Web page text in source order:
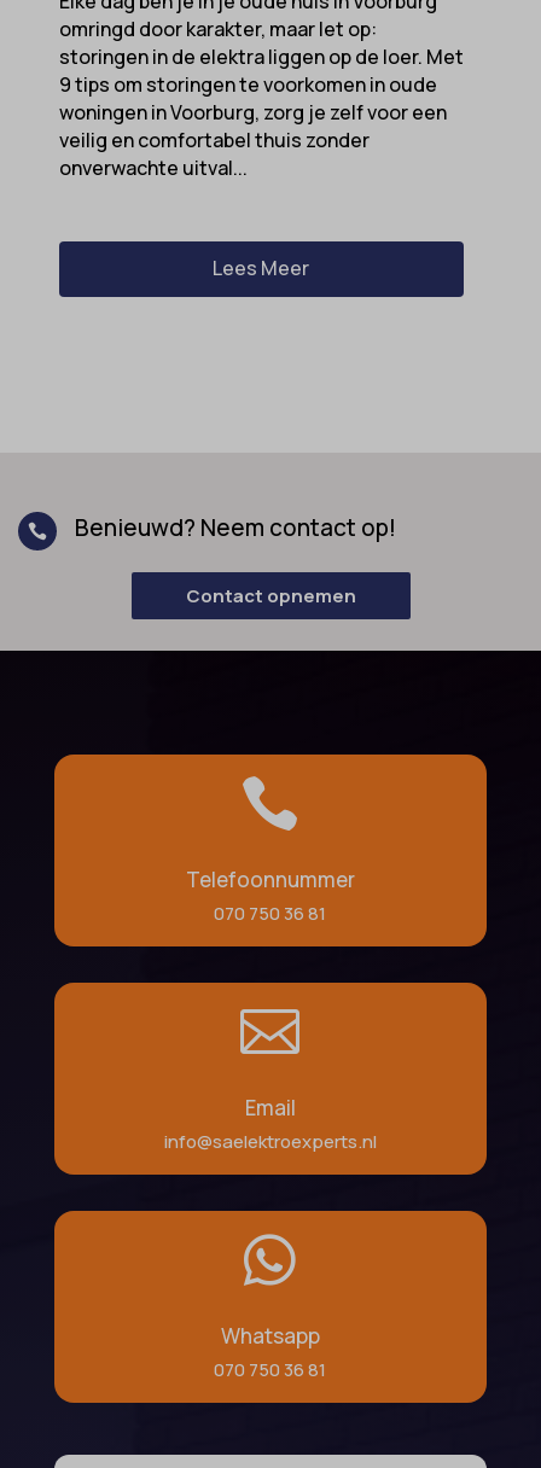
omringd door karakter, maar let op:
storingen in de elektra liggen op de loer. Met
9 tips om storingen te voorkomen in oude
woningen in Voorburg, zorg je zelf voor een
veilig en comfortabel thuis zonder
onverwachte uitval...
Lees Meer
 Benieuwd? Neem contact op!
Contact opnemen

Telefoonnummer
070 750 36 81

Email
info@saelektroexperts.nl

Whatsapp
070 750 36 81